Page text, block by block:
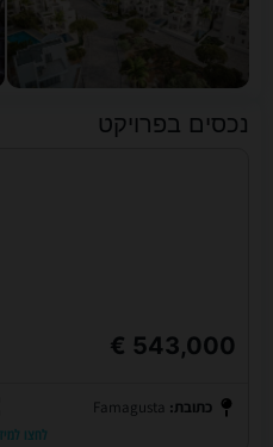
נכסים בפרויקט
543,000 €
כתובת:Famagusta
לחצו